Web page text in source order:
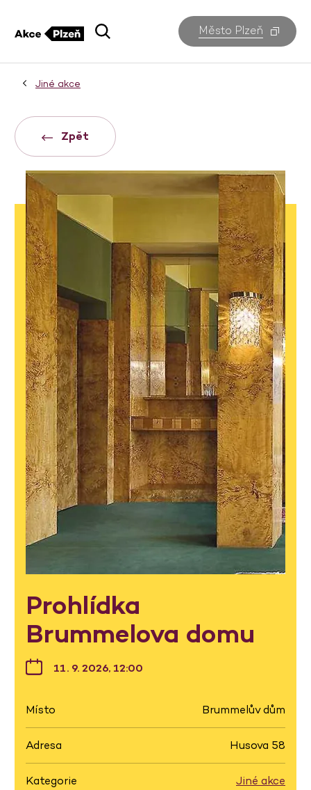
Město Plzeň
Jiné akce
Zpět
Prohlídka
Brummelova domu
11. 9. 2026, 12:00
Místo Brummelův dům
Adresa Husova 58
Kategorie Jiné akce